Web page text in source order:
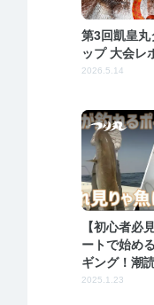
第3回凱皇丸
ップ 大会レ
2026.5.14
【初心者必
ートで始め
ギング！潮
るポイント
2025.1.23